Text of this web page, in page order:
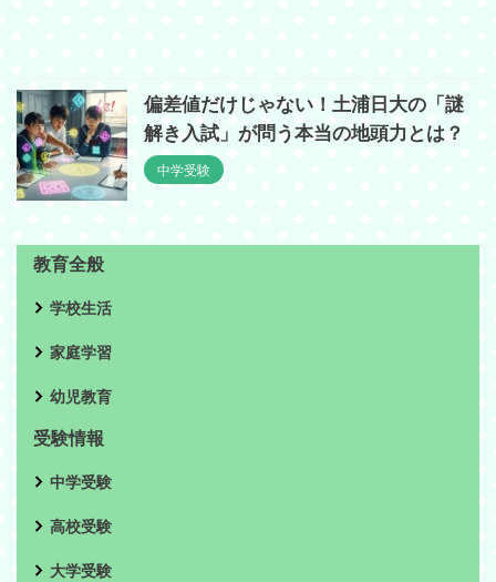
偏差値だけじゃない！土浦日大の「謎
解き入試」が問う本当の地頭力とは？
中学受験
教育全般
学校生活
家庭学習
幼児教育
受験情報
中学受験
高校受験
大学受験